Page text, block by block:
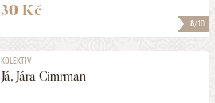
8/10
30 Kč
KOLEKTIV
Já, Jára Cimrman